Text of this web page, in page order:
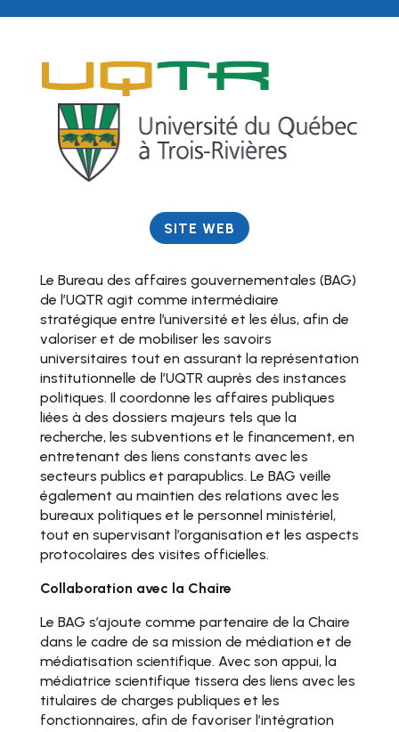
SITE WEB
Le Bureau des affaires gouvernementales (BAG)
de l’UQTR agit comme intermédiaire
stratégique entre l’université et les élus, afin de
valoriser et de mobiliser les savoirs
universitaires tout en assurant la représentation
institutionnelle de l’UQTR auprès des instances
politiques. Il coordonne les affaires publiques
liées à des dossiers majeurs tels que la
recherche, les subventions et le financement, en
entretenant des liens constants avec les
secteurs publics et parapublics. Le BAG veille
également au maintien des relations avec les
bureaux politiques et le personnel ministériel,
tout en supervisant l’organisation et les aspects
protocolaires des visites officielles.
Collaboration avec la Chaire
Le BAG s’ajoute comme partenaire de la Chaire
dans le cadre de sa mission de médiation et de
médiatisation scientifique. Avec son appui, la
médiatrice scientifique tissera des liens avec les
titulaires de charges publiques et les
fonctionnaires, afin de favoriser l’intégration